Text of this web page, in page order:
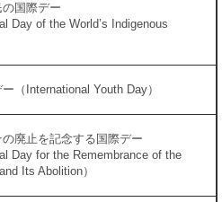
国際デー
Day of the World’s Indigenous
（International Youth Day）
廃止を記念する国際デー
Day for the Remembrance of the
Its Abolition）